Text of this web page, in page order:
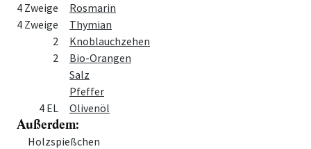
4 Zweige
Rosmarin
4 Zweige
Thymian
2
Knoblauchzehen
2
Bio-Orangen
Salz
Pfeffer
4 EL
Olivenöl
Außerdem:
MengeZutat
Holzspießchen